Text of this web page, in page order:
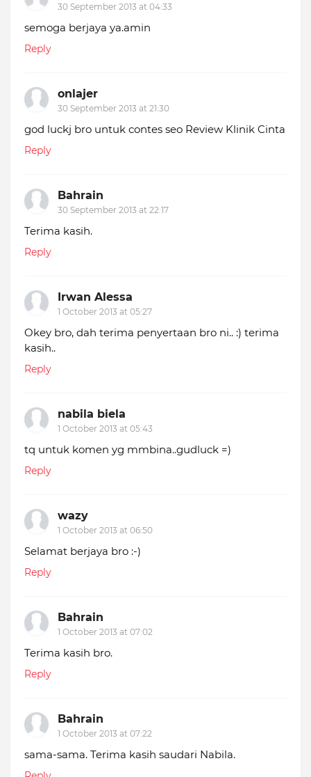
30 September 2013 at 04:33
semoga berjaya ya.amin
Reply
onlajer
30 September 2013 at 21:30
god luckj bro untuk contes seo Review Klinik Cinta
Reply
Bahrain
30 September 2013 at 22:17
Terima kasih.
Reply
Irwan Alessa
1 October 2013 at 05:27
Okey bro, dah terima penyertaan bro ni.. :) terima
kasih..
Reply
nabila biela
1 October 2013 at 05:43
tq untuk komen yg mmbina..gudluck =)
Reply
wazy
1 October 2013 at 06:50
Selamat berjaya bro :-)
Reply
Bahrain
1 October 2013 at 07:02
Terima kasih bro.
Reply
Bahrain
1 October 2013 at 07:22
sama-sama. Terima kasih saudari Nabila.